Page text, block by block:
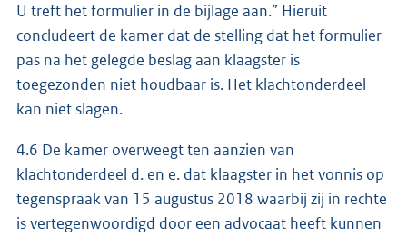
U treft het formulier in de bijlage aan.” Hieruit
concludeert de kamer dat de stelling dat het formulier
pas na het gelegde beslag aan klaagster is
toegezonden niet houdbaar is. Het klachtonderdeel
kan niet slagen.
4.6 De kamer overweegt ten aanzien van
klachtonderdeel d. en e. dat klaagster in het vonnis op
tegenspraak van 15 augustus 2018 waarbij zij in rechte
is vertegenwoordigd door een advocaat heeft kunnen